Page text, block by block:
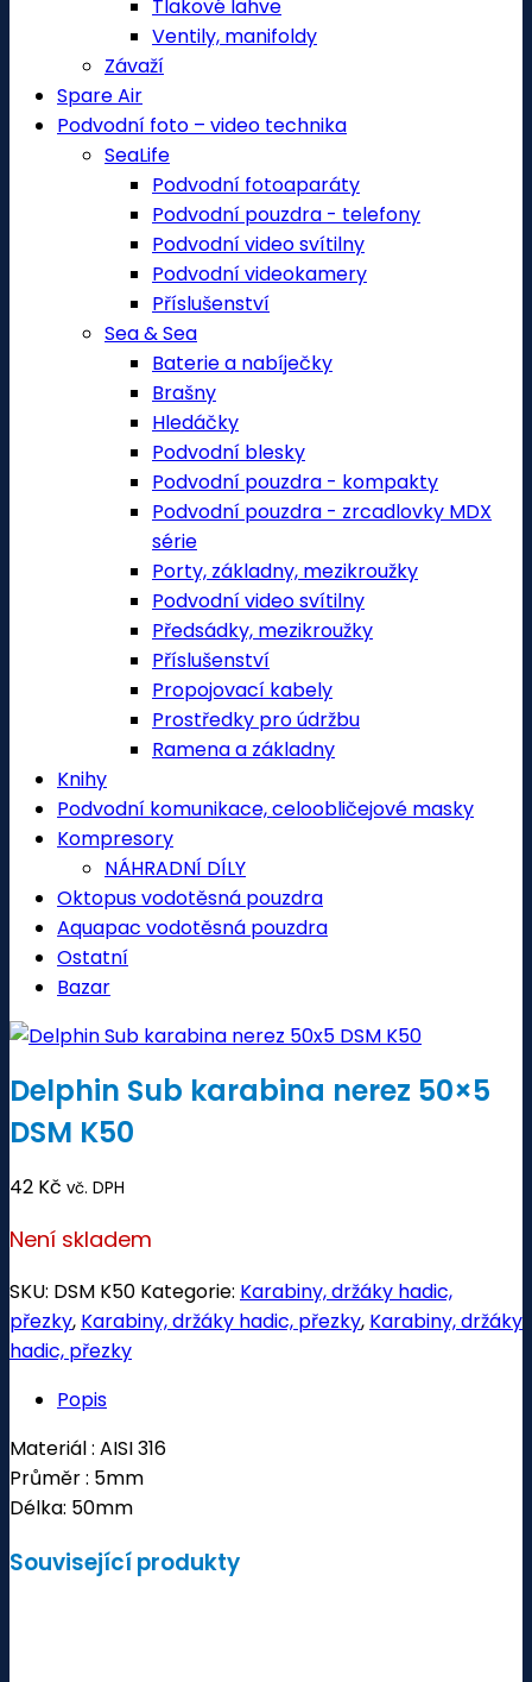
Tlakové lahve
Ventily, manifoldy
Závaží
Spare Air
Podvodní foto – video technika
SeaLife
Podvodní fotoaparáty
Podvodní pouzdra - telefony
Podvodní video svítilny
Podvodní videokamery
Příslušenství
Sea & Sea
Baterie a nabíječky
Brašny
Hledáčky
Podvodní blesky
Podvodní pouzdra - kompakty
Podvodní pouzdra - zrcadlovky MDX
série
Porty, základny, mezikroužky
Podvodní video svítilny
Předsádky, mezikroužky
Příslušenství
Propojovací kabely
Prostředky pro údržbu
Ramena a základny
Knihy
Podvodní komunikace, celoobličejové masky
Kompresory
NÁHRADNÍ DÍLY
Oktopus vodotěsná pouzdra
Aquapac vodotěsná pouzdra
Ostatní
Bazar
Delphin Sub karabina nerez 50×5
DSM K50
42 Kč vč. DPH
Není skladem
SKU: DSM K50 Kategorie: Karabiny, držáky hadic,
přezky, Karabiny, držáky hadic, přezky, Karabiny, držáky
hadic, přezky
Popis
Materiál : AISI 316
Průměr : 5mm
Délka: 50mm
Související produkty